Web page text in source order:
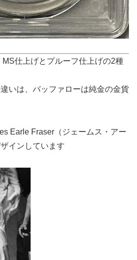
仕上げとプルーフ仕上げの2種
いは、バッファローは純金の金貨
Earle Fraser（ジェームス・アー
インしています